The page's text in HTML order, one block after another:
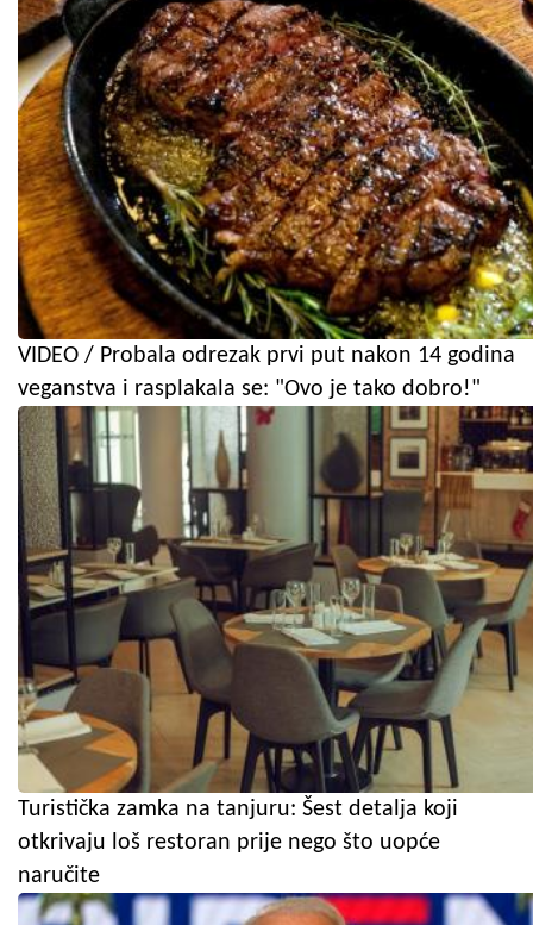
VIDEO / Probala odrezak prvi put nakon 14 godina
veganstva i rasplakala se: "Ovo je tako dobro!"
Turistička zamka na tanjuru: Šest detalja koji
otkrivaju loš restoran prije nego što uopće
naručite